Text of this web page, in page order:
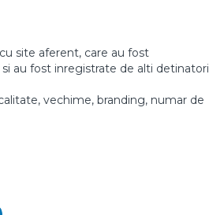
site aferent, care au fost
au fost inregistrate de alti detinatori
vechime, branding, numar de